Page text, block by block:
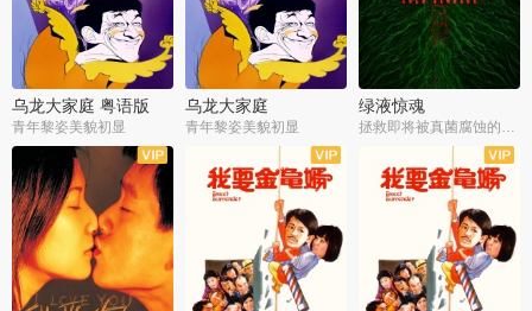
乌龙大家庭 粤语版
青年黎姿美貌初显
乌龙大家庭
青年黎姿美貌初显
绿液惊魂
拯救即将被真菌腐蚀的世界